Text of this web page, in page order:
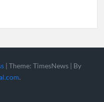
| Theme: TimesNews | By
.